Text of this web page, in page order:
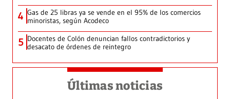
4 Gas de 25 libras ya se vende en el 95% de los comercios
minoristas, según Acodeco
5 Docentes de Colón denuncian fallos contradictorios y
desacato de órdenes de reintegro
Últimas noticias